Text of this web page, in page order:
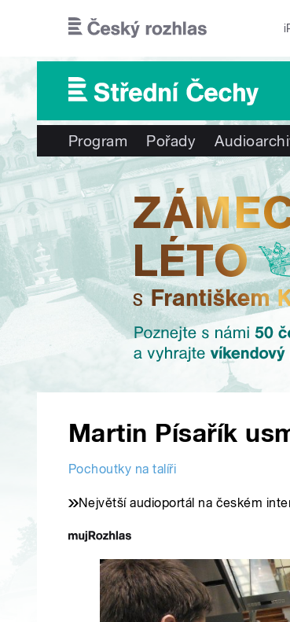
Program Pořady
Martin Písařík
Pochoutky na talíři
Největší audioportál na českém